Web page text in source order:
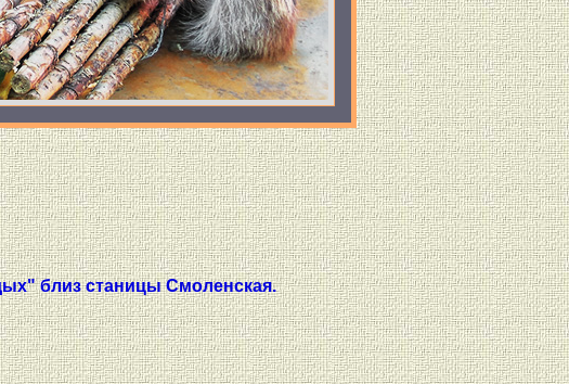
близ станицы Смоленская.